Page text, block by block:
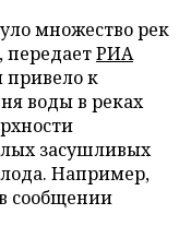
множество рек
передаетРИА
привело к
воды в реках
засушливых
Например,
сообщении